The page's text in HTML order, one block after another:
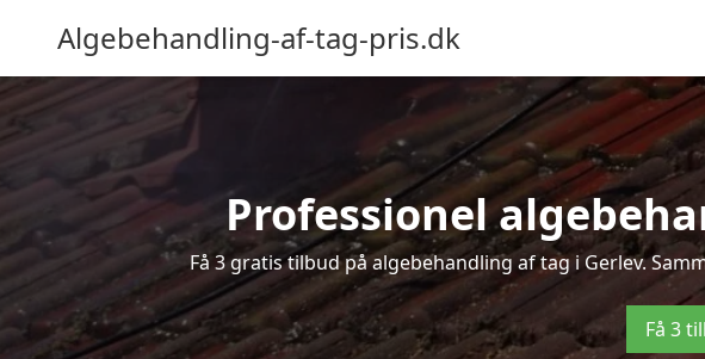
Algebehandling-af-tag-pris.dk
Professionel
Få 3 gratis tilbud på algebehandling af tag i Gerlev.
Få 3